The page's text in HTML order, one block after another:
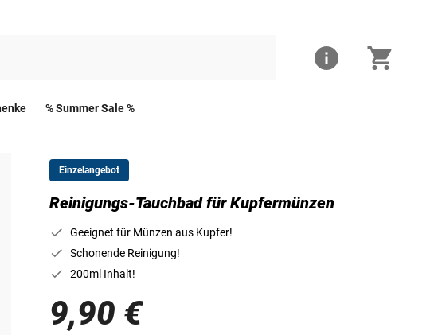
% Summer Sale %
Reinigungs-Tauchbad für Kupfermünzen
Einzelangebot
Reinigungs-Tauchbad für Kupfermünzen
Geeignet für Münzen aus Kupfer!
Schonende Reinigung!
200ml Inhalt!
9,90 €